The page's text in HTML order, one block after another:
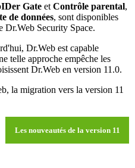
Gate et Contrôle parental,
de données, sont disponibles
Dr.Web Security Space.
Dr.Web est capable
telle approche empêche les
Dr.Web en version 11.0.
la migration vers la version 11
Les nouveautés de la version 11